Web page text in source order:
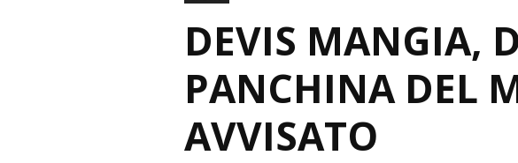
DEVIS MANGIA,
PANCHINA DEL
AVVISATO